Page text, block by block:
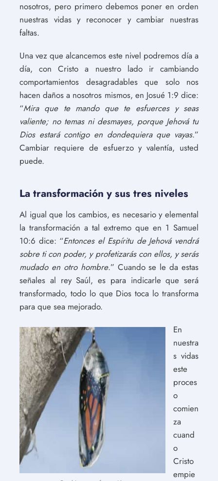
nosotros, pero primero debemos poner en orden
nuestras vidas y reconocer y cambiar nuestras
faltas.
Una vez que alcancemos este nivel podremos día a
día, con Cristo a nuestro lado ir cambiando
comportamientos desagradables que solo nos
hacen daños a nosotros mismos, en Josué 1:9 dice:
“Mira que te mando que te esfuerces y seas
valiente; no temas ni desmayes, porque Jehová tu
Dios estará contigo en dondequiera que vayas.”
Cambiar requiere de esfuerzo y valentía, usted
puede.
La transformación y sus tres niveles
Al igual que los cambios, es necesario y elemental
la transformación a tal extremo que en 1 Samuel
10:6 dice: “Entonces el Espíritu de Jehová vendrá
sobre ti con poder, y profetizarás con ellos, y serás
mudado en otro hombre.” Cuando se le da estas
señales al rey Saúl, es para indicarle que será
transformado, todo lo que Dios toca lo transforma
para que sea mejorado.
En
nuestra
s vidas
este
proces
o
comien
za
cuand
o
Cristo
empie